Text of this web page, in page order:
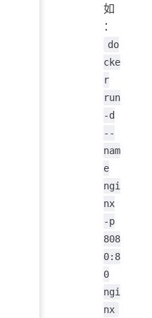
如
：
do
cke
r
run
-d
--
nam
e
ngi
nx
-p
808
0:8
0
ngi
nx